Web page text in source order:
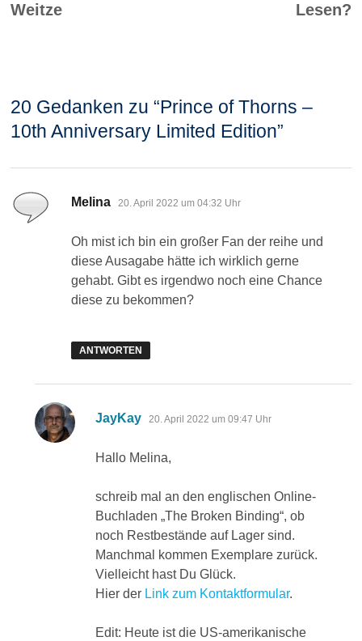
Weitze
Lesen?
20 Gedanken zu “Prince of Thorns –
10th Anniversary Limited Edition”
Melina sagt:
20. April 2022 um 04:32 Uhr
Oh mist ich bin ein großer Fan der reihe und
diese Ausagabe hätte ich wirklich gerne
gehabt. Gibt es irgendwo noch eine Chance
diese zu bekommen?
ANTWORTEN
JayKay sagt:
20. April 2022 um 09:47 Uhr
Hallo Melina,
schreib mal an den englischen Online-
Buchladen „The Broken Binding“, ob
noch Restbestände auf Lager sind.
Manchmal kommen Exemplare zurück.
Vielleicht hast Du Glück.
Hier der Link zum Kontaktformular.
Edit: Heute ist die US-amerikanische